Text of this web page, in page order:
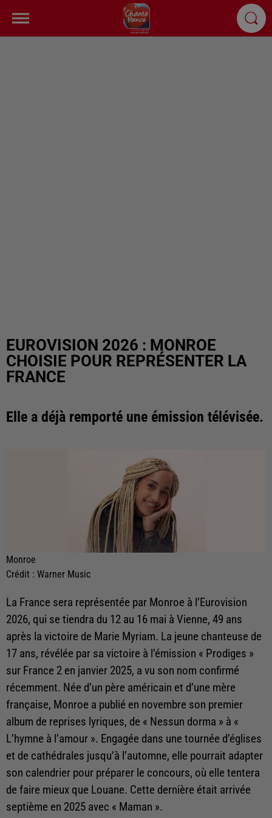
EUROVISION 2026 : MONROE
CHOISIE POUR REPRÉSENTER LA
FRANCE
Elle a déjà remporté une émission télévisée.
Monroe
Crédit : Warner Music
La France sera représentée par Monroe à l’Eurovision
2026, qui se tiendra du 12 au 16 mai à Vienne, 49 ans
après la victoire de Marie Myriam. La jeune chanteuse de
17 ans, révélée par sa victoire à l’émission « Prodiges »
sur France 2 en janvier 2025, a vu son nom confirmé
récemment. Née d’un père américain et d’une mère
française, Monroe a publié en novembre son premier
album de reprises lyriques, de « Nessun dorma » à «
L’hymne à l’amour ». Engagée dans une tournée d’églises
et de cathédrales jusqu’à l’automne, elle pourrait adapter
son calendrier pour préparer le concours, où elle tentera
de faire mieux que Louane. Cette dernière était arrivée
septième en 2025 avec « Maman ».